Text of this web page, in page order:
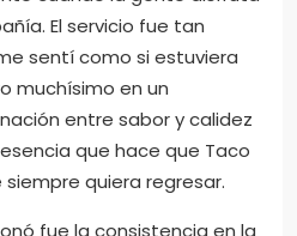
un momento, hasta las
algo mejor que ese placer
disfrutar comida que
un lugar?
que el ambiente estaba
se respiraba esa energía
cuando la gente disfruta